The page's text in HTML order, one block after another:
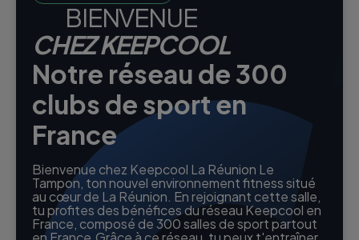
BIENVENUE
CHEZ KEEPCOOL
Notre réseau de 300
clubs de sport en
France
Bienvenue chez Keepcool La Réunion Le
Tampon, ton nouvel environnement fitness situé
au cœur de La Réunion. En rejoignant cette salle,
tu profites des bénéfices du réseau Keepcool en
France, composé de 300 salles de sport partout